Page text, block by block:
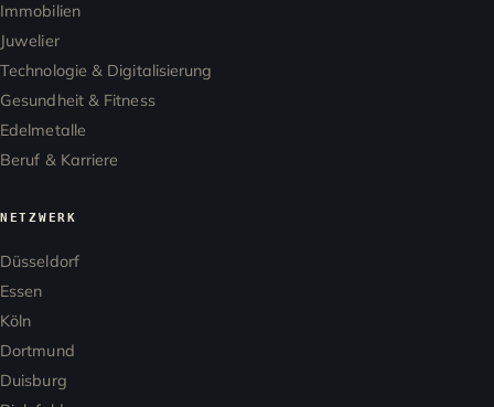
Immobilien
Juwelier
Technologie & Digitalisierung
Gesundheit & Fitness
Edelmetalle
Beruf & Karriere
NETZWERK
Düsseldorf
Essen
Köln
Dortmund
Duisburg